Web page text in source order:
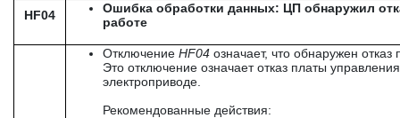
HF04
Ошибка обработки данных: ЦП обнаружил
работе
Отключение HF04 означает, что обнаружен отказ
Это отключение означает отказ платы
электроприводе.
Рекомендованные действия: